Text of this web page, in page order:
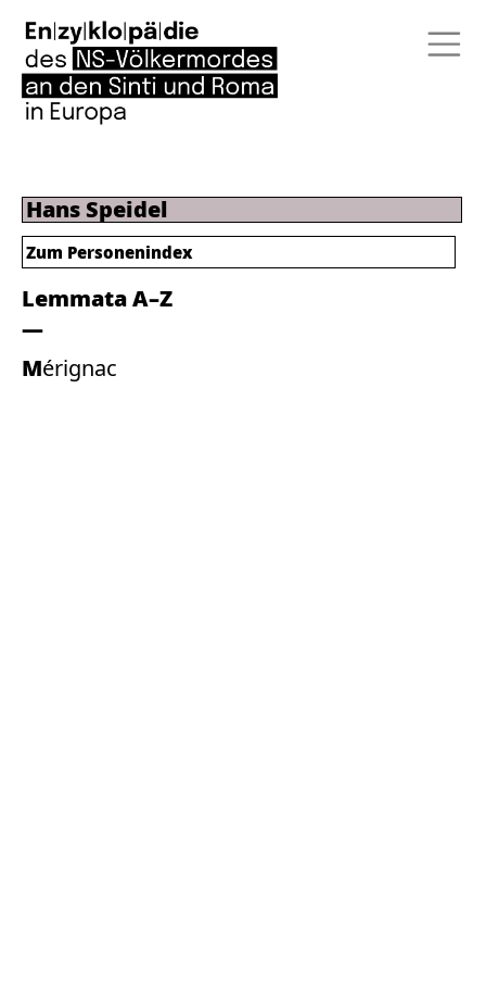
Hans Speidel
Lemmata A–Z
Mérignac
Zum Personenindex